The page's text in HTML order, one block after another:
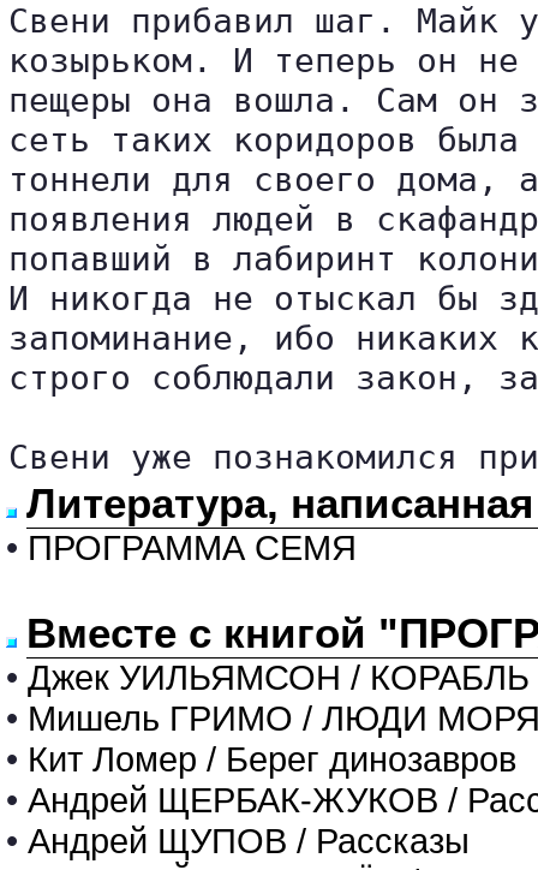
Свени прибавил шаг. Майк
козырьком. И теперь он не
пещеры она вошла. Сам он
сеть таких коридоров
тоннели для своего дома,
появления людей в
попавший в лабиринт
И никогда не отыскал бы
запоминание, ибо никаких
строго соблюдали закон,
Свени уже познакомился
Литература,
• ПРОГРАММА СЕМЯ
Вместе с книгой
• Джек УИЛЬЯМСОН /
• Мишель ГРИМО / ЛЮДИ
• Кит Ломер / Берег динозавров
• Андрей ЩЕРБАК-ЖУКОВ /
• Андрей ЩУПОВ / Рассказы